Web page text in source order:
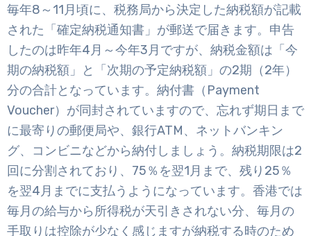
毎年8～11月頃に、税務局から決定した納税額が記載
された「確定納税通知書」が郵送で届きます。申告
したのは昨年4月～今年3月ですが、納税金額は「今
期の納税額」と「次期の予定納税額」の2期（2年）
分の合計となっています。納付書（Payment
Voucher）が同封されていますので、忘れず期日まで
に最寄りの郵便局や、銀行ATM、ネットバンキン
グ、コンビニなどから納付しましょう。納税期限は2
回に分割されており、75％を翌1月まで、残り25％
を翌4月までに支払うようになっています。香港では
毎月の給与から所得税が天引きされない分、毎月の
手取りは控除が少なく感じますが納税する時のため